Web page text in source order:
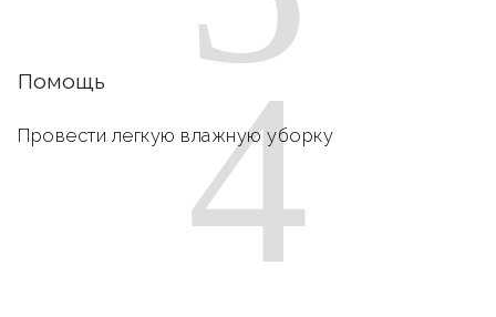
4
Помощь
Провести легкую влажную уборку